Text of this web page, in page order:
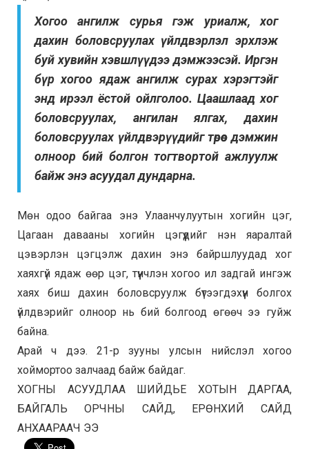
Хогоо ангилж сурья гэж уриалж, хог
дахин боловсруулах үйлдвэрлэл эрхлэж
буй хувийн хэвшлүүдээ дэмжээсэй. Иргэн
бүр хогоо ядаж ангилж сурах хэрэгтэйг
энд ирээл ёстой ойлголоо. Цаашлаад хог
боловсруулах, ангилан ялгах, дахин
боловсруулах үйлдвэрүүдийг төрөөс дэмжин
олноор бий болгон тогтвортой ажлуулж
байж энэ асуудал дундарна.
Мөн одоо байгаа энэ Улаанчулуутын хогийн цэг,
Цагаан давааны хогийн цэгүүдийг нэн яаралтай
цэвэрлэн цэгцэлж дахин энэ байршлуудад хог
хаяхгүй ядаж өөр цэг, түүнчлэн хогоо ил задгай ингэж
хаях биш дахин боловсруулж бүтээгдэхүүн болгох
үйлдвэрийг олноор нь бий болгоод өгөөч ээ гуйж
байна.
Арай ч дээ. 21-р зууны улсын нийслэл хогоо
хоймортоо залчаад байж байдаг.
ХОГНЫ АСУУДЛАА ШИЙДЬЕ ХОТЫН ДАРГАА,
БАЙГАЛЬ ОРЧНЫ САЙД, ЕРӨНХИЙ САЙД
АНХААРААЧ ЭЭ